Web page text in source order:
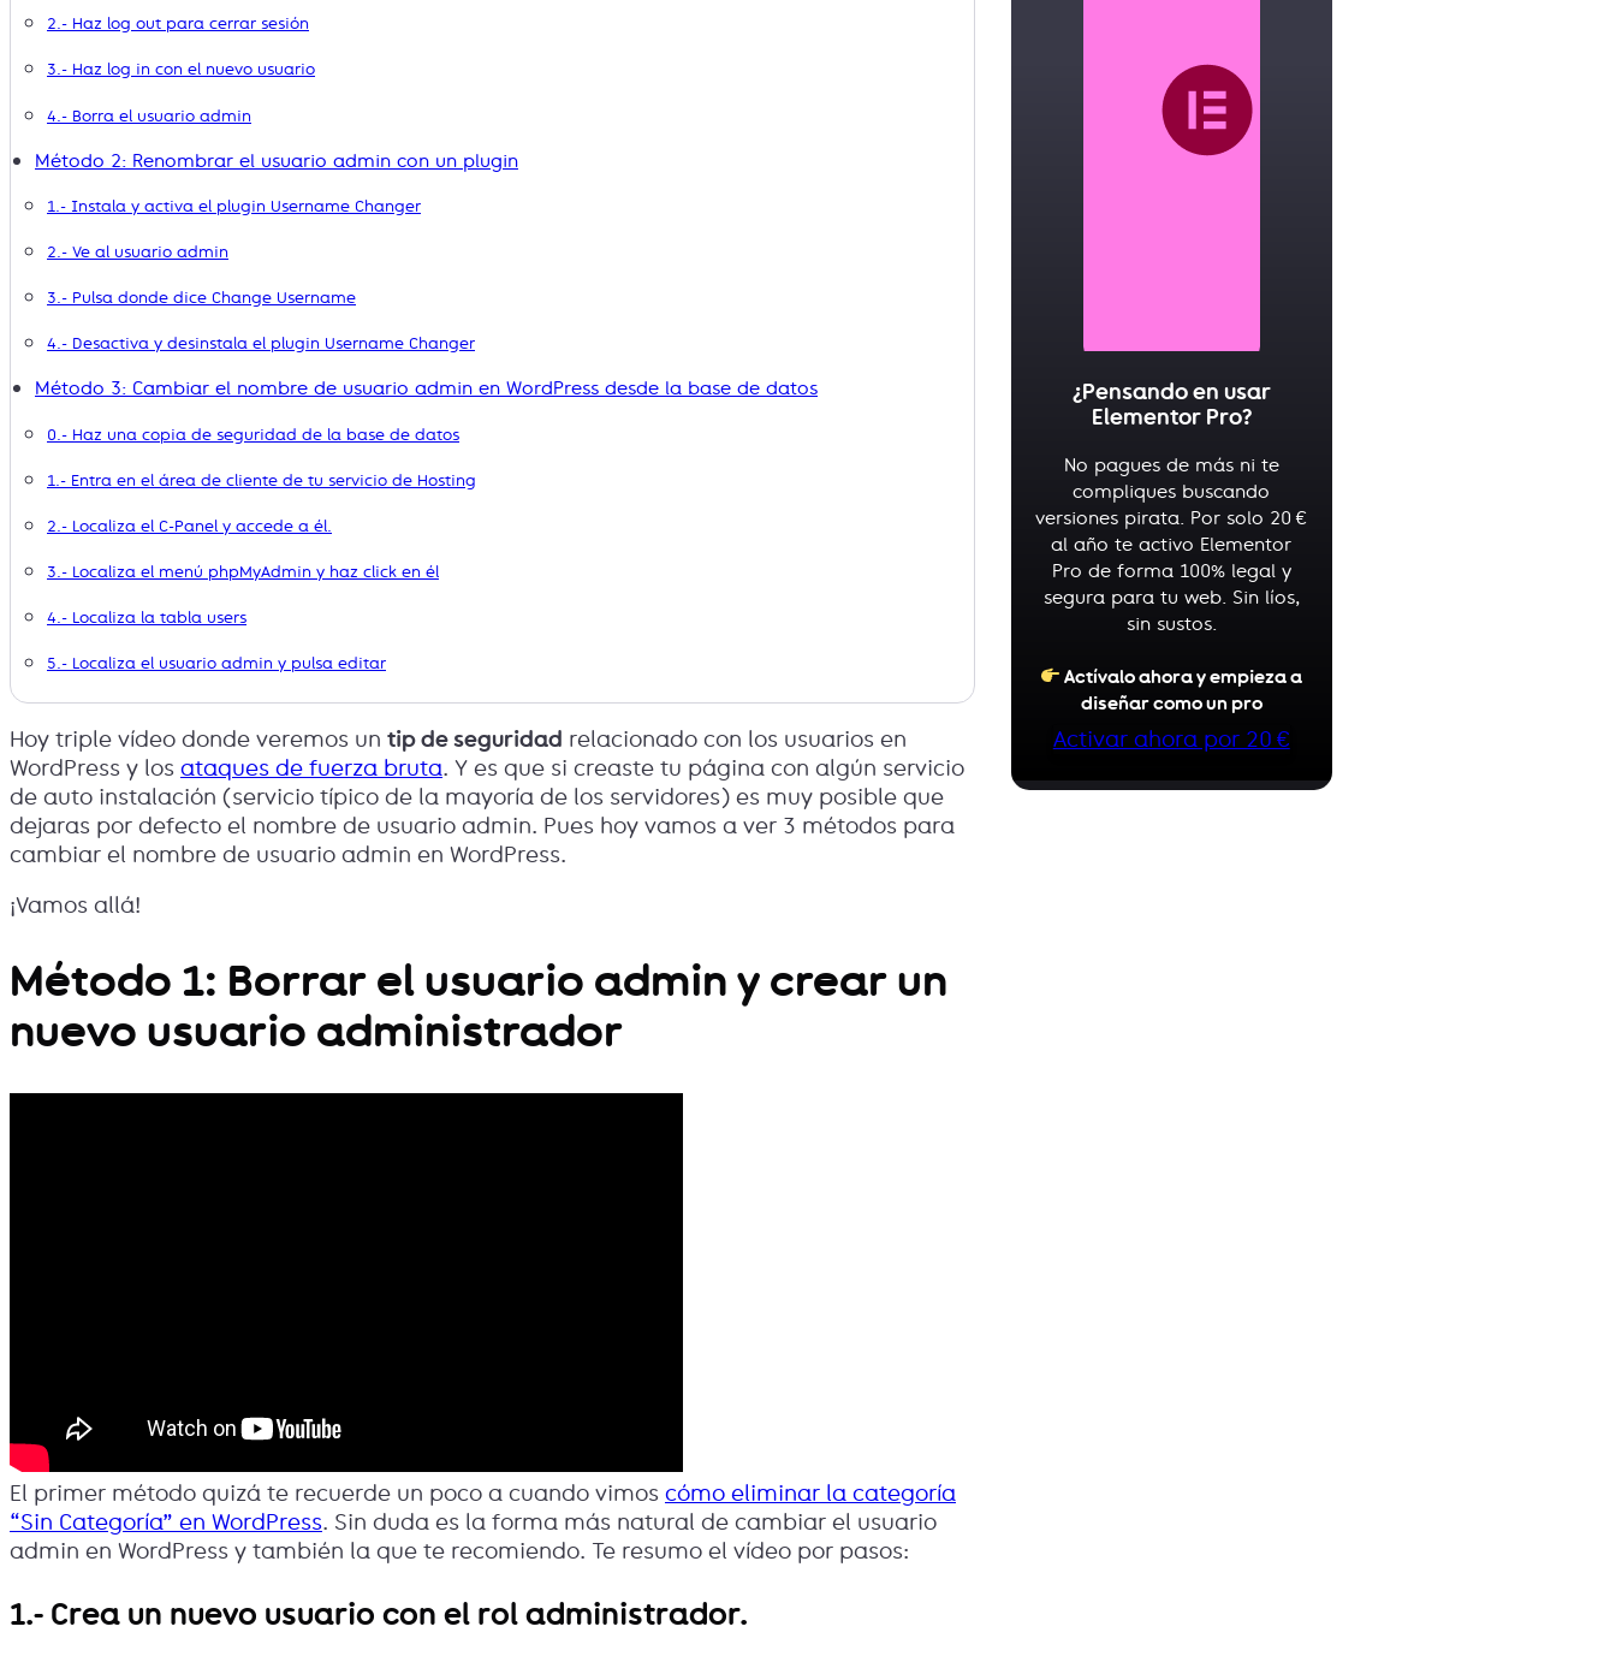
2.- Haz log out para cerrar sesión
3.- Haz log in con el nuevo usuario
4.- Borra el usuario admin
Método 2: Renombrar el usuario admin con un plugin
1.- Instala y activa el plugin Username Changer
2.- Ve al usuario admin
3.- Pulsa donde dice Change Username
4.- Desactiva y desinstala el plugin Username Changer
Método 3: Cambiar el nombre de usuario admin en WordPress desde la base de datos
0.- Haz una copia de seguridad de la base de datos
1.- Entra en el área de cliente de tu servicio de Hosting
2.- Localiza el C-Panel y accede a él.
3.- Localiza el menú phpMyAdmin y haz click en él
4.- Localiza la tabla users
5.- Localiza el usuario admin y pulsa editar
Hoy triple vídeo donde veremos un tip de seguridad relacionado con los usuarios en
WordPress y los ataques de fuerza bruta. Y es que si creaste tu página con algún servicio
de auto instalación (servicio típico de la mayoría de los servidores) es muy posible que
dejaras por defecto el nombre de usuario admin. Pues hoy vamos a ver 3 métodos para
cambiar el nombre de usuario admin en WordPress.
¡Vamos allá!
Método 1: Borrar el usuario admin y crear un
nuevo usuario administrador
El primer método quizá te recuerde un poco a cuando vimos cómo eliminar la categoría
“Sin Categoría” en WordPress. Sin duda es la forma más natural de cambiar el usuario
admin en WordPress y también la que te recomiendo. Te resumo el vídeo por pasos:
1.- Crea un nuevo usuario con el rol administrador.
¿Pensando en usar
Elementor Pro?
No pagues de más ni te
compliques buscando
versiones pirata. Por solo 20 €
al año te activo Elementor
Pro de forma 100% legal y
segura para tu web. Sin líos,
sin sustos.
Actívalo ahora y empieza a
diseñar como un pro
Activar ahora por 20 €